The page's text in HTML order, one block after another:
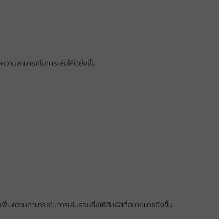
มสามารถในการเล่นให้ดียิ่งขึ้น
ความสามารถในการเล่นรวมถึงให้สัมผัสที่สบายมากยิ่งขึ้น